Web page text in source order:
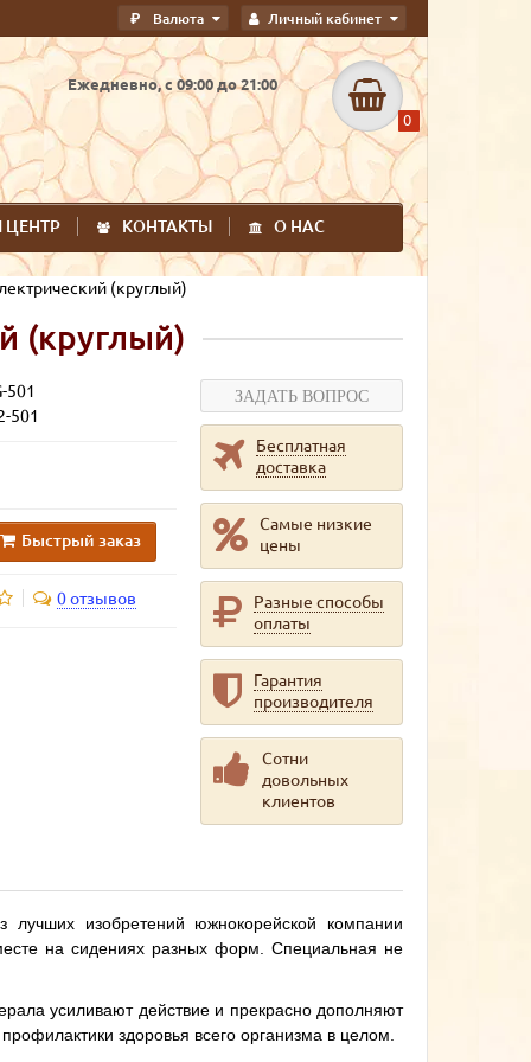
Личный кабинет
руб. Валюта
Ежедневно, с 09:00 до 21:00
0
ЦЕНТР КОНТАКТЫ О НАС
(круглый)
(круглый)
501
501
Быстрый заказ
0 отзывов
Бесплатная
доставка
Самые низкие
цены
Разные способы
оплаты
Гарантия
производителя
Сотни
довольных
клиентов
лучших изобретений южнокорейской компании
на сидениях разных форм. Специальная не
усиливают действие и прекрасно дополняют
здоровья всего организма в целом.